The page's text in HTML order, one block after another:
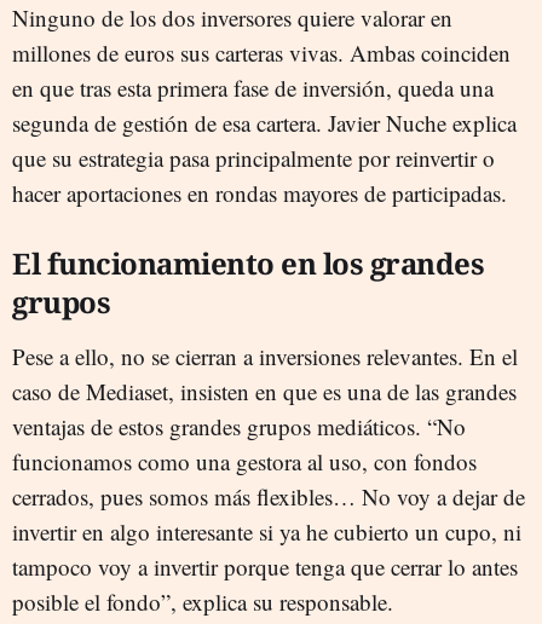
Ninguno de los dos inversores quiere valorar en
millones de euros sus carteras vivas. Ambas coinciden
en que tras esta primera fase de inversión, queda una
segunda de gestión de esa cartera. Javier Nuche explica
que su estrategia pasa principalmente por reinvertir o
hacer aportaciones en rondas mayores de participadas.
El funcionamiento en los grandes
grupos
Pese a ello, no se cierran a inversiones relevantes. En el
caso de Mediaset, insisten en que es una de las grandes
ventajas de estos grandes grupos mediáticos. “No
funcionamos como una gestora al uso, con fondos
cerrados, pues somos más flexibles… No voy a dejar de
invertir en algo interesante si ya he cubierto un cupo, ni
tampoco voy a invertir porque tenga que cerrar lo antes
posible el fondo”, explica su responsable.